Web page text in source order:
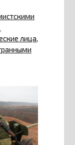
лица,